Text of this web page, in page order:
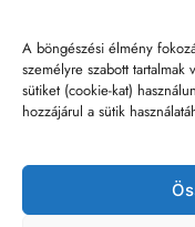
A böngészési élmény
személyre szabott
sütiket (cookie-kat)
hozzájárul a sütik